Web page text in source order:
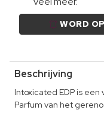
WORD
Beschrijving
Intoxicated EDP is
Parfum van het